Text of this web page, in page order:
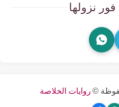
نزولها
© روايات الخلاصة